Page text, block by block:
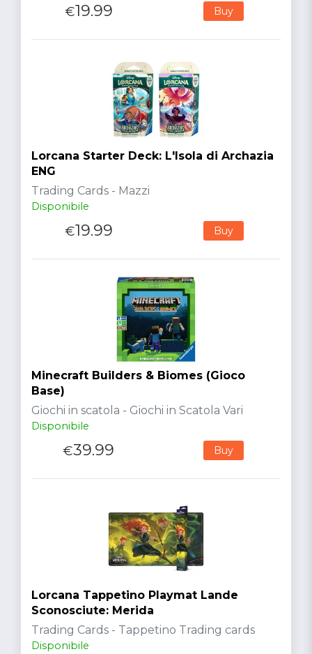
€19.99 Buy
Lorcana Starter Deck: L'Isola di Archazia
ENG
Trading Cards - Mazzi
Disponibile
€19.99 Buy
Minecraft Builders & Biomes (Gioco
Base)
Giochi in scatola - Giochi in Scatola Vari
Disponibile
€39.99 Buy
Lorcana Tappetino Playmat Lande
Sconosciute: Merida
Trading Cards - Tappetino Trading cards
Disponibile